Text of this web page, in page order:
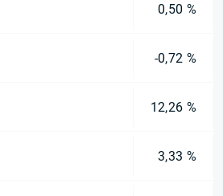
0,50 %
-0,72 %
12,26 %
3,33 %